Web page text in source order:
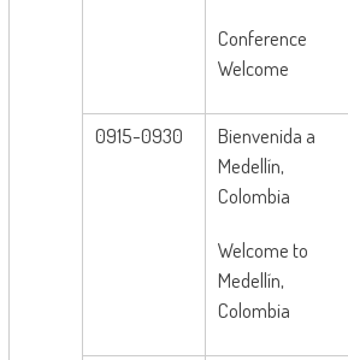
Conference
Welcome
0915-0930
Bienvenida a
Medellín,
Colombia
Welcome to
Medellín,
Colombia